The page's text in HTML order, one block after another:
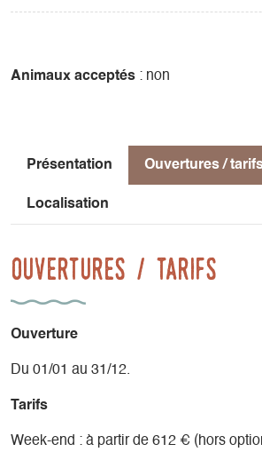
professionnelle.
Animaux acceptés : non
Présentation Ouvertures /
Localisation
Ouvertures / tarifs
Ouverture
Du 01/01 au 31/12.
Tarifs
Week-end : à partir de 612 € (hors